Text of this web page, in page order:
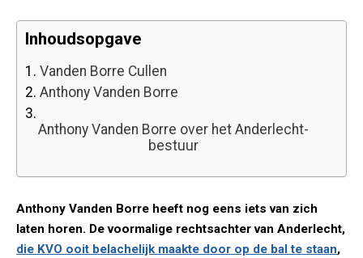
Inhoudsopgave
1. Vanden Borre Cullen
2. Anthony Vanden Borre
3.
Anthony Vanden Borre over het Anderlecht-
bestuur
Anthony Vanden Borre heeft nog eens iets van zich
laten horen. De voormalige rechtsachter van Anderlecht,
die KVO ooit belachelijk maakte door op de bal te staan,